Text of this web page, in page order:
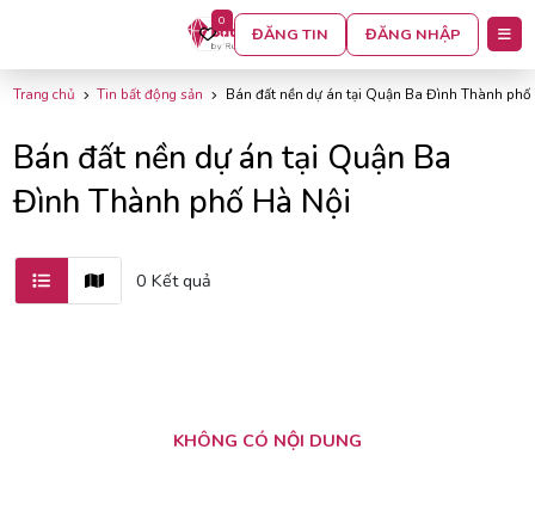
0
ĐĂNG TIN ĐĂNG NHẬP
Trang chủ Tin bất động sản Bán đất nền dự án tại Quận Ba Đình Thành
Bán đất nền dự án tại Quận Ba
Đình Thành phố Hà Nội
0 Kết quả
KHÔNG CÓ NỘI DUNG